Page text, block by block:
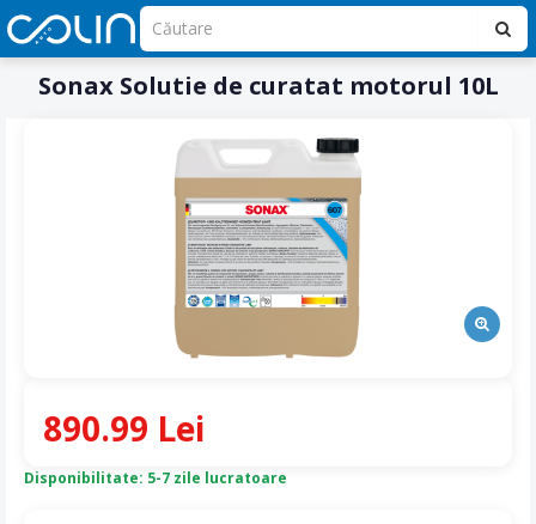
Sonax Solutie de curatat motorul 10L
Disponibilitate: 5-7 zile lucratoare
890.99 Lei